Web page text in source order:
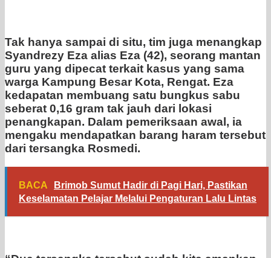
Tak hanya sampai di situ, tim juga menangkap
Syandrezy Eza alias Eza (42), seorang mantan
guru yang dipecat terkait kasus yang sama
warga Kampung Besar Kota, Rengat. Eza
kedapatan membuang satu bungkus sabu
seberat 0,16 gram tak jauh dari lokasi
penangkapan. Dalam pemeriksaan awal, ia
mengaku mendapatkan barang haram tersebut
dari tersangka Rosmedi.
BACA
Brimob Sumut Hadir di Pagi Hari, Pastikan
Keselamatan Pelajar Melalui Pengaturan Lalu Lintas